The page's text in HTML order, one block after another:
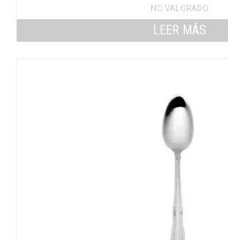
NO VALORADO
LEER MÁS